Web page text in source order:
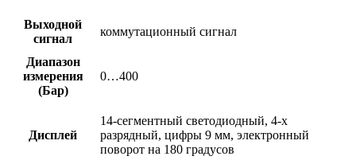
Выходной
сигнал
коммутационный сигнал
Диапазон
измерения
(Бар)
0…400
Дисплей
14-сегментный светодиодный, 4-х
разрядный, цифры 9 мм, электронный
поворот на 180 градусов